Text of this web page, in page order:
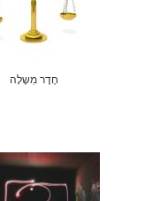
חֶדֶר מִשֶלָה